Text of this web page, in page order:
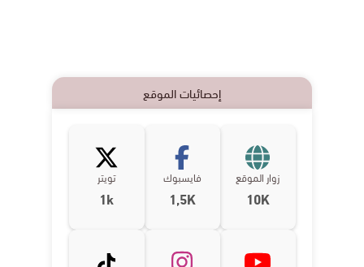
إحصائيات الموقع
زوار الموقع
10K
فايسبوك
1,5K
تويتر
1k